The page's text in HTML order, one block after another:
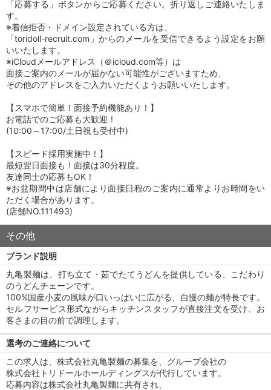
「応募する」ボタンからご応募ください。折り返しご連絡いたしま
す。
※着信拒否・ドメイン設定されている方は、
「toridoll-recruit.com」からのメールを受信できるよう設定をお願
いいたします。
※iCloudメールアドレス（＠icloud.com等）は
面接ご案内のメールが届かない可能性がございますため、
その他のアドレスをご入力いただくようお願いいたします。
【スマホで簡単！面接予約機能あり！】
お電話でのご応募も大歓迎！
(10:00～17:00/土日祝も受付中)
【スピード採用実施中！】
最短翌日面接も！面接は30分程度。
友達同士の応募もOK！
※お盆期間中は店舗により面接日程のご案内に通常よりお時間をい
ただく場合があります。
(店舗NO.111493)
その他
ブランド説明
丸亀製麺は、打ち立て・茹でたてうどんを提供している、こだわり
のうどんチェーンです。
100%国産小麦の風味が口いっぱいに広がる、自慢の麺が特長です。
セルフサービス形式ながらキッチンスタッフが直接注文を受け、お
客さまの目の前で調理します。
選考のご連絡について
この求人は、株式会社丸亀製麺の募集を、グループ会社の
株式会社トリドールホールディングスが代行しています。
応募内容は株式会社丸亀製麺に共有され、